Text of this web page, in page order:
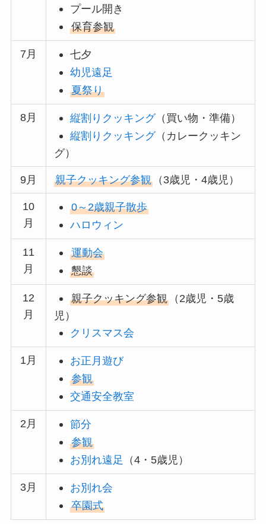
プール開き
保育参観
7月
七夕
幼児遠足
夏祭り
8月 縦割りクッキング（買い物・準備）
縦割りクッキング（カレークッキン
グ）
9月 親子クッキング参観 （3歳児・4歳児）
10
月
0～2歳親子散歩
ハロウィン
11
月
運動会
懇談
12
月
親子クッキング参観 （2歳児・5歳
児）
クリスマス会
1月
お正月遊び
参観
交通安全教室
2月
節分
参観
お別れ遠足
（4・5歳児）
3月
お別れ会
卒園式